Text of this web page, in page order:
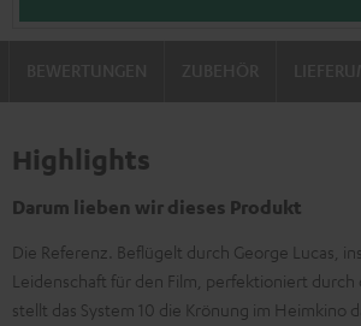
Highlights
Darum lieben wir dieses Produkt
Die Referenz. Beflügelt durch George Lucas,
Leidenschaft für den Film, perfektioniert durch
stellt das System 10 die Krönung im Heimkino